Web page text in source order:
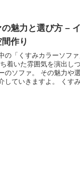
魅力と選び方 –
作り
の「くすみカラーソファ
着いた雰囲気を演出し
のソファ。 その魅力や
していきますよ。 くす